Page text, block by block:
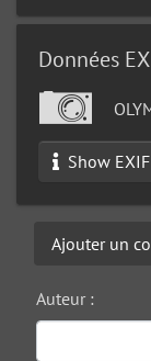
Données
Show
Ajouter un
Auteur :